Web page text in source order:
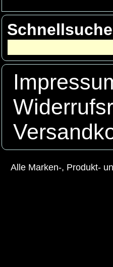
Schnellsuche
Alle Marken-, Produkt-